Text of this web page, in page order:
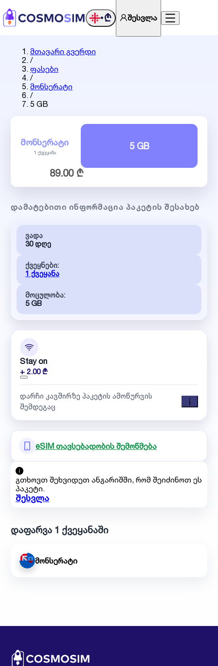
•₾ შესვლა
მთავარი გვერდი
/
ფასები
/
მონსერატი
/
5 GB
ᲛᲝᲜᲡᲔᲠᲐᲢᲘ
1 ქვეყანა
5 GB
89.00 ₾
ᲓᲐᲛᲐᲢᲔᲑᲘᲗᲘ ᲘᲜᲤᲝᲠᲛᲐᲪᲘᲐ ᲞᲐᲙᲔᲢᲘᲡ ᲨᲔᲡᲐᲮᲔᲑ
ვადა
30 დღე
ქვეყნები:
1 ქვეყანა
მოცულობა:
5 GB
Stay on
+ 2.00 ₾
დარჩი კავშირზე პაკეტის ამოწურვის
შემდეგაც
eSIM თავსებადობის შემოწმება
გთხოვთ შეხვიდეთ ანგარიშში, რომ შეიძინოთ ეს
პაკეტი.
შესვლა
დაფარვა 1 ქვეყანაში
მონსერატი